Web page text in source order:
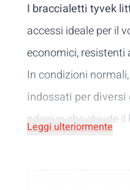
I braccialetti tyvek
accessi ideale per il
economici, resistenti
In condizioni normali,
indossati per diversi
adesiva che chiude
Leggi ulteriormente